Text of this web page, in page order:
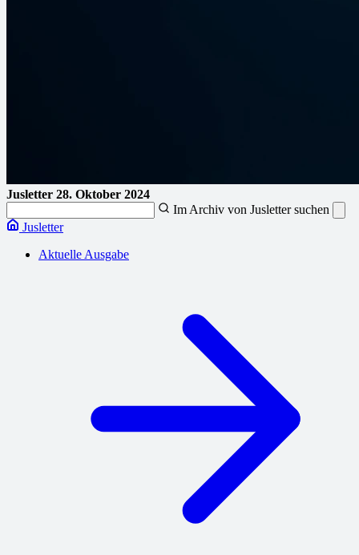
Jusletter 28. Oktober 2024
Im Archiv von Jusletter suchen
Jusletter
Aktuelle Ausgabe